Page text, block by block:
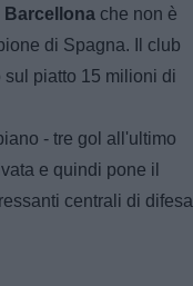
Barcellona che non è
di Spagna. Il club
piatto 15 milioni di
- tre gol all'ultimo
e quindi pone il
centrali di difesa